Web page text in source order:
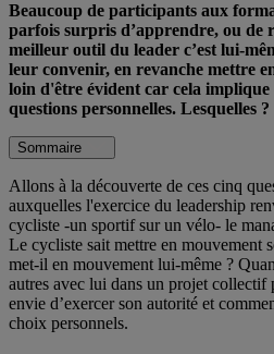
Beaucoup de participants aux
parfois surpris d’apprendre, ou de
meilleur outil du leader c’est lui-
leur convenir, en revanche mettre
loin d'être évident car cela
questions personnelles. Lesquelles ?
Sommaire
Allons à la découverte de ces cinq
auxquelles l'exercice du leadership
cycliste -un sportif sur un vélo- le
Le cycliste sait mettre en mouvement
met-il en mouvement lui-même ?
autres avec lui dans un projet collectif
envie d’exercer son autorité et
choix personnels.